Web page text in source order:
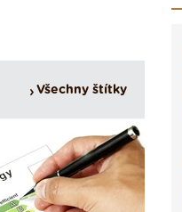
Všechny štítky